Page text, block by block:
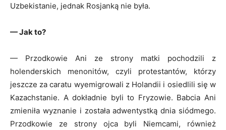
Uzbekistanie, jednak Rosjanką nie była.
— Jak to?
— Przodkowie Ani ze strony matki pochodzili z
holenderskich menonitów, czyli protestantów, którzy
jeszcze za caratu wyemigrowali z Holandii i osiedlili się w
Kazachstanie. A dokładnie byli to Fryzowie. Babcia Ani
zmieniła wyznanie i została adwentystką dnia siódmego.
Przodkowie ze strony ojca byli Niemcami, również